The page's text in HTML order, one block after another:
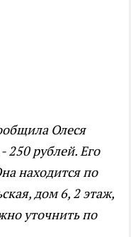
Олеся
250 рублей. Его
находится по
дом 6, 2 этаж,
уточнить по